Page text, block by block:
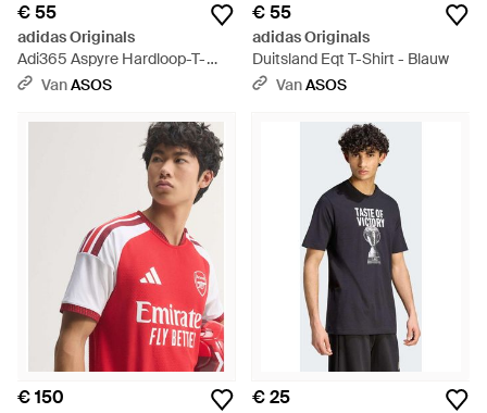
€ 55
adidas Originals
Adi365 Aspyre Hardloop-T-
Shirt - Zwart
VanASOS
€ 55
adidas Originals
Duitsland Eqt T-Shirt - Blauw
VanASOS
€ 150 € 25